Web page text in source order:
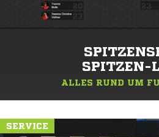
SPITZEN-
ALLES RUND UM
SERVICE